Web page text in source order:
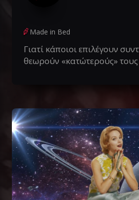
Made in Bed
Γιατί κάποιοι επιλέγουν
θεωρούν «κατώτερούς» τους